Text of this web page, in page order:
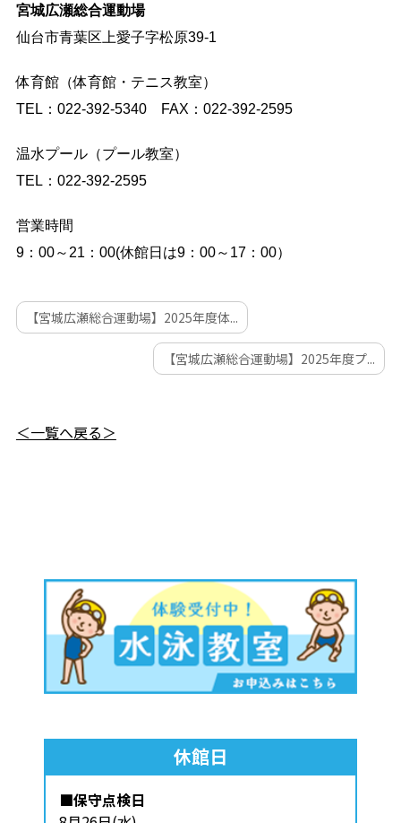
宮城広瀬総合運動場
仙台市青葉区上愛子字松原39-1
体育館（体育館・テニス教室）
TEL：022-392-5340 FAX：022-392-2595
温水プール（プール教室）
TEL：022-392-2595
営業時間
9：00～21：00(休館日は9：00～17：00）
【宮城広瀬総合運動場】2025年度体...
【宮城広瀬総合運動場】2025年度プ...
＜一覧へ戻る＞
休館日
■保守点検日